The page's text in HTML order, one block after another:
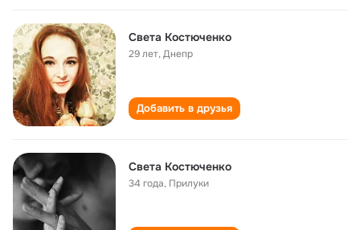
Света Костюченко
29 лет,Днепр
Добавить в друзья
Света Костюченко
34 года, Прилуки